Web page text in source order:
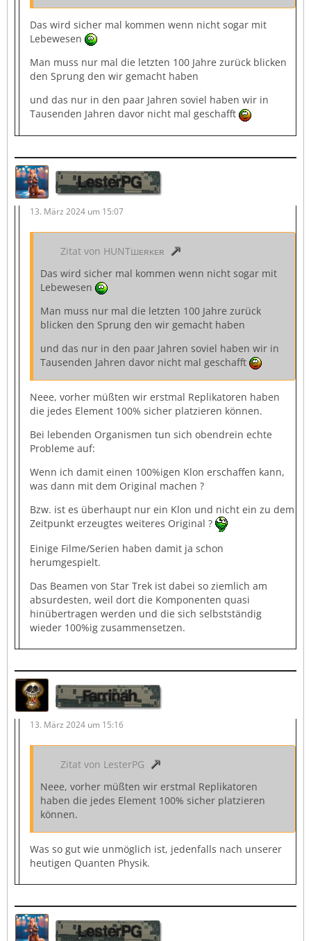
Das wird sicher mal kommen wenn nicht sogar mit
Lebewesen
Man muss nur mal die letzten 100 Jahre zurück blicken
den Sprung den wir gemacht haben
und das nur in den paar Jahren soviel haben wir in
Tausenden Jahren davor nicht mal geschafft
LesterPG
13. März 2024 um 15:07
Zitat von HUNTшᴇʀᴋᴇʀ
Das wird sicher mal kommen wenn nicht sogar mit
Lebewesen
Man muss nur mal die letzten 100 Jahre zurück
blicken den Sprung den wir gemacht haben
und das nur in den paar Jahren soviel haben wir in
Tausenden Jahren davor nicht mal geschafft
Neee, vorher müßten wir erstmal Replikatoren haben
die jedes Element 100% sicher platzieren können.
Bei lebenden Organismen tun sich obendrein echte
Probleme auf:
Wenn ich damit einen 100%igen Klon erschaffen kann,
was dann mit dem Original machen ?
Bzw. ist es überhaupt nur ein Klon und nicht ein zu dem
Zeitpunkt erzeugtes weiteres Original ?
Einige Filme/Serien haben damit ja schon
herumgespielt.
Das Beamen von Star Trek ist dabei so ziemlich am
absurdesten, weil dort die Komponenten quasi
hinübertragen werden und die sich selbstständig
wieder 100%ig zusammensetzen.
Farrinah
13. März 2024 um 15:16
Zitat von LesterPG
Neee, vorher müßten wir erstmal Replikatoren
haben die jedes Element 100% sicher platzieren
können.
Was so gut wie unmöglich ist, jedenfalls nach unserer
heutigen Quanten Physik.
LesterPG